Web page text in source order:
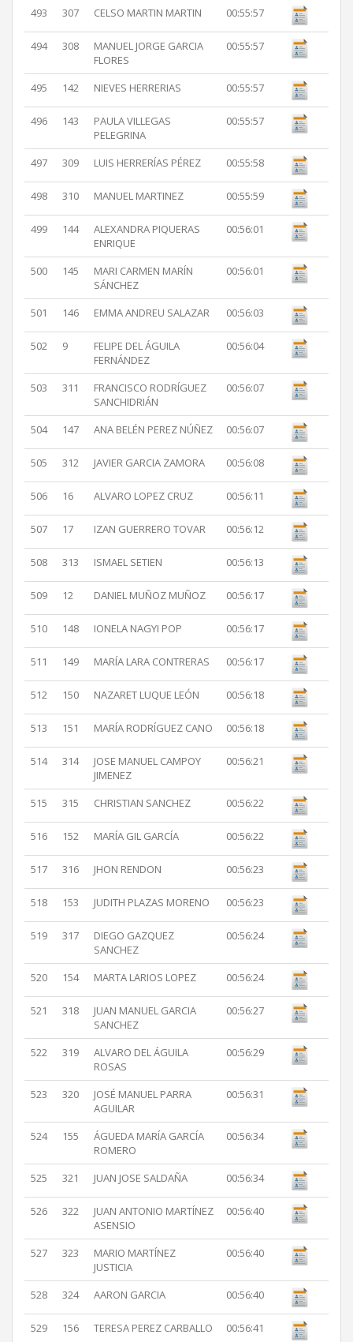
493 307 CELSO MARTIN MARTIN 00:55:57
494 308
MANUEL JORGE GARCIA
FLORES
00:55:57
495 142 NIEVES HERRERIAS 00:55:57
496 143
PAULA VILLEGAS
PELEGRINA
00:55:57
497 309 LUIS HERRERÍAS PÉREZ 00:55:58
498 310 MANUEL MARTINEZ 00:55:59
499 144
ALEXANDRA PIQUERAS
ENRIQUE
00:56:01
500 145
MARI CARMEN MARÍN
SÁNCHEZ
00:56:01
501 146 EMMA ANDREU SALAZAR 00:56:03
502 9
FELIPE DEL ÁGUILA
FERNÁNDEZ
00:56:04
503 311
FRANCISCO RODRÍGUEZ
SANCHIDRIÁN
00:56:07
504 147 ANA BELÉN PEREZ NÚÑEZ 00:56:07
505 312 JAVIER GARCIA ZAMORA 00:56:08
506 16 ALVARO LOPEZ CRUZ 00:56:11
507 17 IZAN GUERRERO TOVAR 00:56:12
508 313 ISMAEL SETIEN 00:56:13
509 12 DANIEL MUÑOZ MUÑOZ 00:56:17
510 148 IONELA NAGYI POP 00:56:17
511 149 MARÍA LARA CONTRERAS 00:56:17
512 150 NAZARET LUQUE LEÓN 00:56:18
513 151 MARÍA RODRÍGUEZ CANO 00:56:18
514 314
JOSE MANUEL CAMPOY
JIMENEZ
00:56:21
515 315 CHRISTIAN SANCHEZ 00:56:22
516 152 MARÍA GIL GARCÍA 00:56:22
517 316 JHON RENDON 00:56:23
518 153 JUDITH PLAZAS MORENO 00:56:23
519 317
DIEGO GAZQUEZ
SANCHEZ
00:56:24
520 154 MARTA LARIOS LOPEZ 00:56:24
521 318
JUAN MANUEL GARCIA
SANCHEZ
00:56:27
522 319
ALVARO DEL ÁGUILA
ROSAS
00:56:29
523 320
JOSÉ MANUEL PARRA
AGUILAR
00:56:31
524 155
ÁGUEDA MARÍA GARCÍA
ROMERO
00:56:34
525 321 JUAN JOSE SALDAÑA 00:56:34
526 322
JUAN ANTONIO MARTÍNEZ
ASENSIO
00:56:40
527 323
MARIO MARTÍNEZ
JUSTICIA
00:56:40
528 324 AARON GARCIA 00:56:40
529 156 TERESA PEREZ CARBALLO 00:56:41